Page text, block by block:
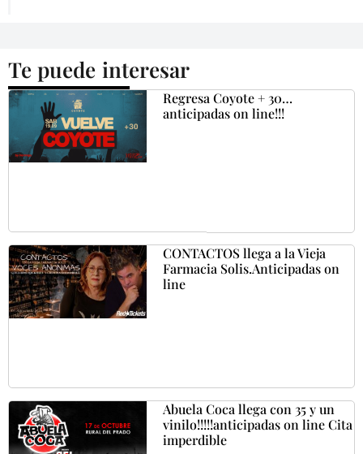
Te puede interesar
Regresa Coyote + 30…
anticipadas on line!!!
CONTACTOS llega a la Vieja
Farmacia Solis.Anticipadas on
line
Abuela Coca llega con 35 y un
vinilo!!!!!anticipadas on line Cita
imperdible